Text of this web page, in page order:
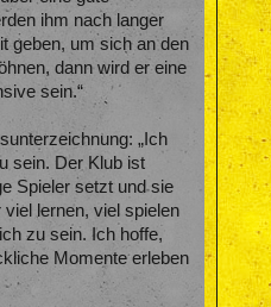
ihm nach langer
geben, um sich an den
dann wird er eine
sein.“
„Ich
sein. Der Klub ist
Spieler setzt und sie
lernen, viel spielen
zu sein. Ich hoffe,
Momente erleben